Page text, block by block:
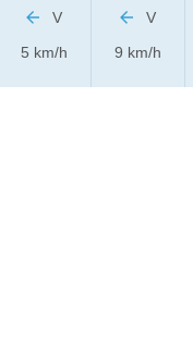
V
5 km/h
V
9 km/h